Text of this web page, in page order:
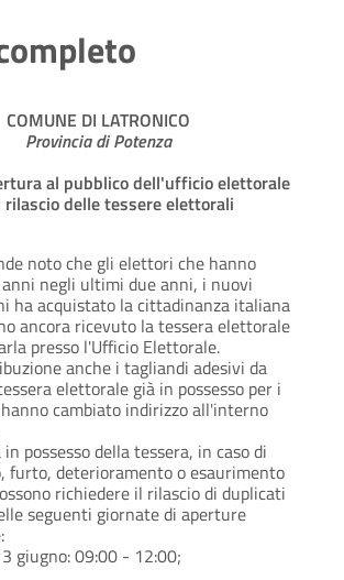
COMUNE DI LATRONICO
Provincia di Potenza
al pubblico dell'ufficio elettorale
rilascio delle tessere elettorali
noto che gli elettori che hanno
negli ultimi due anni, i nuovi
ha acquistato la cittadinanza italiana
ancora ricevuto la tessera elettorale
presso l'Ufficio Elettorale.
anche i tagliandi adesivi da
elettorale già in possesso per i
cambiato indirizzo all'interno
possesso della tessera, in caso di
furto, deterioramento o esaurimento
richiedere il rilascio di duplicati
seguenti giornate di aperture
giugno: 09:00 - 12:00;